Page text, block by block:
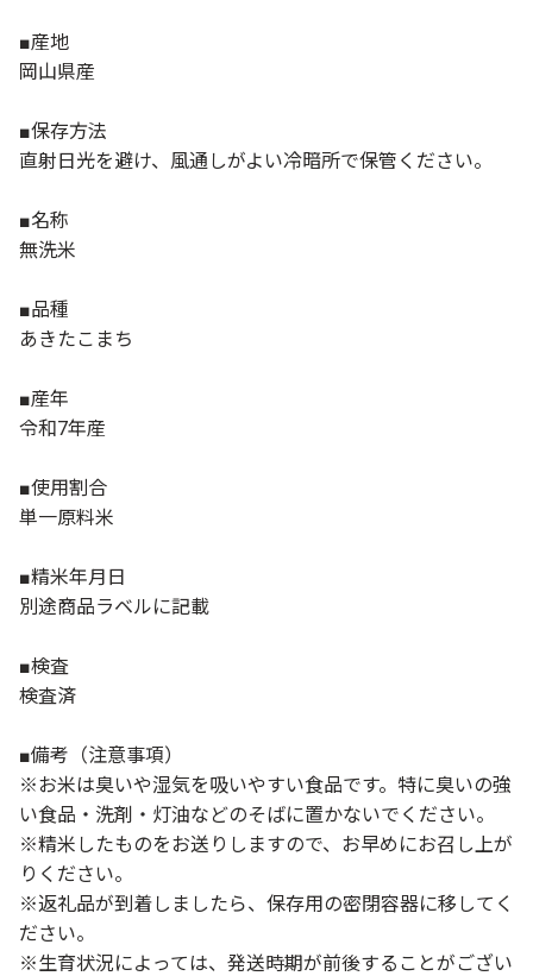
■産地
岡山県産
■保存方法
直射日光を避け、風通しがよい冷暗所で保管ください。
■名称
無洗米
■品種
あきたこまち
■産年
令和7年産
■使用割合
単一原料米
■精米年月日
別途商品ラベルに記載
■検査
検査済
■備考（注意事項）
※お米は臭いや湿気を吸いやすい食品です。特に臭いの強
い食品・洗剤・灯油などのそばに置かないでください。
※精米したものをお送りしますので、お早めにお召し上が
りください。
※返礼品が到着しましたら、保存用の密閉容器に移してく
ださい。
※生育状況によっては、発送時期が前後することがござい